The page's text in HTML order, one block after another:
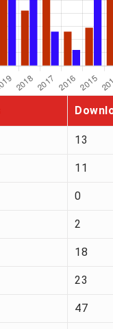
13
11
0
2
18
23
47